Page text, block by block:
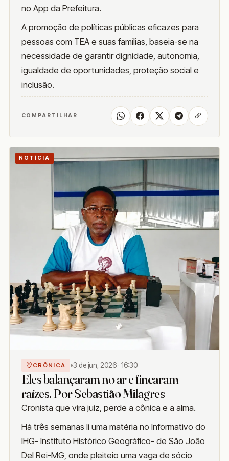
no App da Prefeitura.
A promoção de políticas públicas eficazes para
pessoas com TEA e suas famílias, baseia-se na
necessidade de garantir dignidade, autonomia,
igualdade de oportunidades, proteção social e
inclusão.
COMPARTILHAR
NOTÍCIA
CRÔNICA •3 de jun, 2026 · 16:30
Eles balançaram no ar e fincaram
raízes. Por Sebastião Milagres
Cronista que vira juiz, perde a cônica e a alma.
Há três semanas li uma matéria no Informativo do
IHG- Instituto Histórico Geográfico- de São João
Del Rei-MG, onde pleiteio uma vaga de sócio